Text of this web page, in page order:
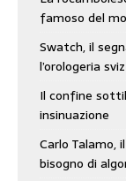
famoso del
Swatch, il
l’orologeria
Il confine
insinuazione
Carlo Talamo,
bisogno di